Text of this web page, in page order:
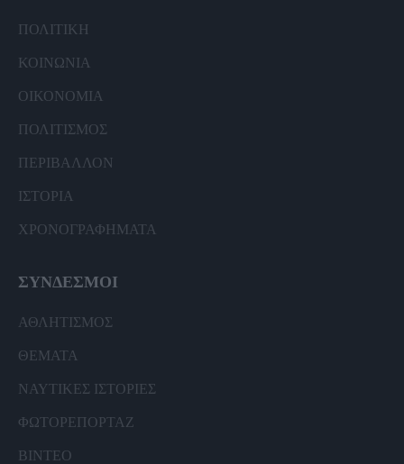
ΠΟΛΙΤΙΚΗ
ΚΟΙΝΩΝΙΑ
ΟΙΚΟΝΟΜΙΑ
ΠΟΛΙΤΙΣΜΟΣ
ΠΕΡΙΒΑΛΛΟΝ
ΙΣΤΟΡΙΑ
ΧΡΟΝΟΓΡΑΦΗΜΑΤΑ
ΣΥΝΔΕΣΜΟΙ
ΑΘΛΗΤΙΣΜΟΣ
ΘΕΜΑΤΑ
ΝΑΥΤΙΚΕΣ ΙΣΤΟΡΙΕΣ
ΦΩΤΟΡΕΠΟΡΤΑΖ
ΒΙΝΤΕΟ